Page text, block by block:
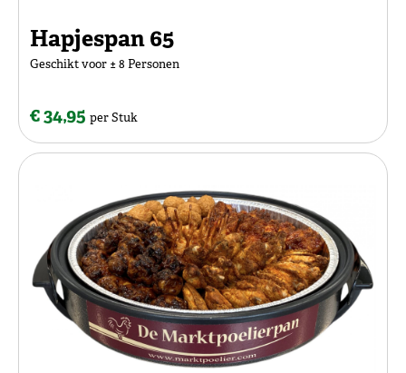
Hapjespan 65
Geschikt voor ± 8 Personen
€ 34,95 per Stuk